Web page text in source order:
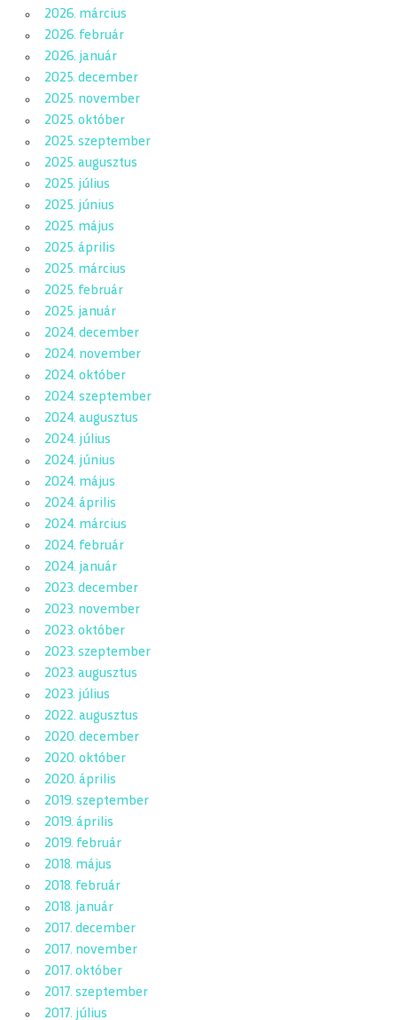
2026. március
2026. február
2026. január
2025. december
2025. november
2025. október
2025. szeptember
2025. augusztus
2025. július
2025. június
2025. május
2025. április
2025. március
2025. február
2025. január
2024. december
2024. november
2024. október
2024. szeptember
2024. augusztus
2024. július
2024. június
2024. május
2024. április
2024. március
2024. február
2024. január
2023. december
2023. november
2023. október
2023. szeptember
2023. augusztus
2023. július
2022. augusztus
2020. december
2020. október
2020. április
2019. szeptember
2019. április
2019. február
2018. május
2018. február
2018. január
2017. december
2017. november
2017. október
2017. szeptember
2017. július